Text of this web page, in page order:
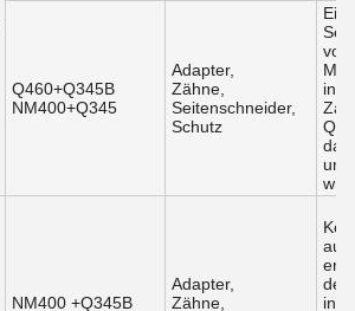
Q460+Q345B
NM400+Q345
Adapter,
Zähne,
Seitenschneider,
Schutz
NM400 +Q345B
Adapter,
Zähne,
auf
der